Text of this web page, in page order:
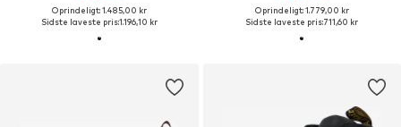
Oprindeligt: 1.485,00 kr
Sidste laveste pris:1.196,10 kr
Oprindeligt: 1.779,00 kr
Sidste laveste pris:711,60 kr